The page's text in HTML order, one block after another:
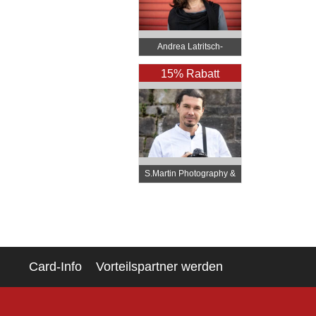
Andrea Latritsch-
Karlbauer
15% Rabatt
S.Martin Photography &
Video
Card-Info Vorteilspartner werden